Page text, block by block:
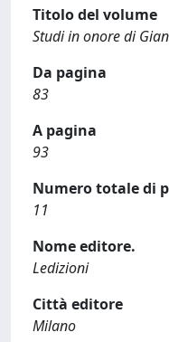
Titolo del volume
Studi in onore di
Da pagina
83
A pagina
93
Numero totale di
11
Nome editore.
Ledizioni
Città editore
Milano